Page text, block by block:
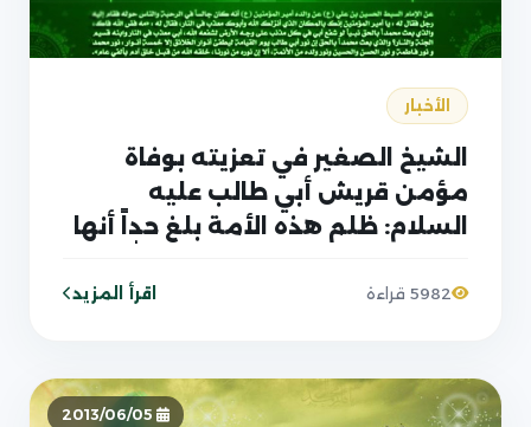
الأخبار
الشيخ الصغير في تعزيته بوفاة
مؤمن قريش أبي طالب عليه
السلام: ظلم هذه الأمة بلغ حداً أنها
وأول منافح عنه كأبي طالب بعنوانه
5982 قراءة اقرأ المزيد